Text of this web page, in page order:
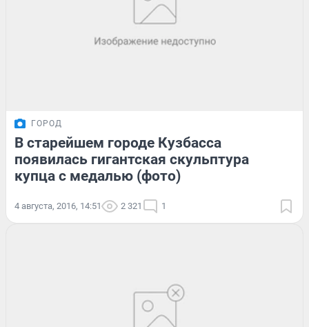
ГОРОД
В старейшем городе Кузбасса
появилась гигантская скульптура
купца с медалью (фото)
4 августа, 2016, 14:51 2 321 1